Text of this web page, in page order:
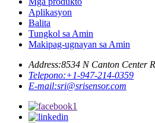
Aplikasyon
Balita
Tungkol sa Amin
Makipag-ugnayan sa Amin
Address:8534 N Canton Center
Telepono:+1-947-214-0359
E-mail:sri@srisensor.com